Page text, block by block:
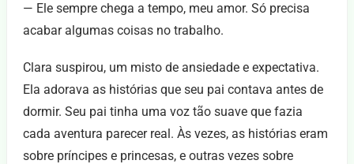
— Ele sempre chega a tempo, meu amor. Só precisa
acabar algumas coisas no trabalho.
Clara suspirou, um misto de ansiedade e expectativa.
Ela adorava as histórias que seu pai contava antes de
dormir. Seu pai tinha uma voz tão suave que fazia
cada aventura parecer real. Às vezes, as histórias eram
sobre príncipes e princesas, e outras vezes sobre